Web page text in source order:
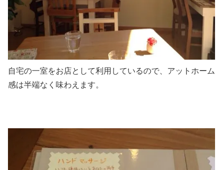
自宅の一室をお店として利用しているので、アットホーム
感は半端なく味わえます。